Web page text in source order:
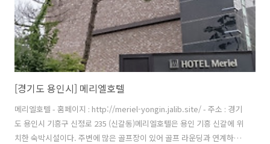
[경기도 용인시] 메리엘호텔
메리엘호텔 - 홈페이지 : http://meriel-yongin.jalib.site/ - 주소 : 경기
도 용인시 기흥구 신정로 235 (신갈동)메리엘호텔은 용인 기흥 신갈에 위
치한 숙박시설이다. 주변에 많은 골프장이 있어 골프 라운딩과 연계하여